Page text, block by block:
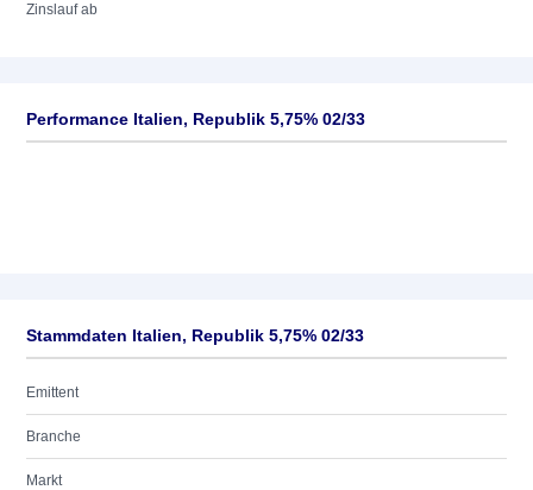
Zinslauf ab
Performance Italien, Republik 5,75% 02/33
Stammdaten Italien, Republik 5,75% 02/33
Emittent
Branche
Markt